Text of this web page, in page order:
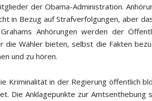
der Obama-Administration.
in Bezug auf Strafverfolgungen, aber
Anhörungen werden der
die Wähler bieten, selbst die Fakten
und zu hören.
Kriminalität in der Regierung öffentlich
Die Anklagepunkte zur Amtsenthebung